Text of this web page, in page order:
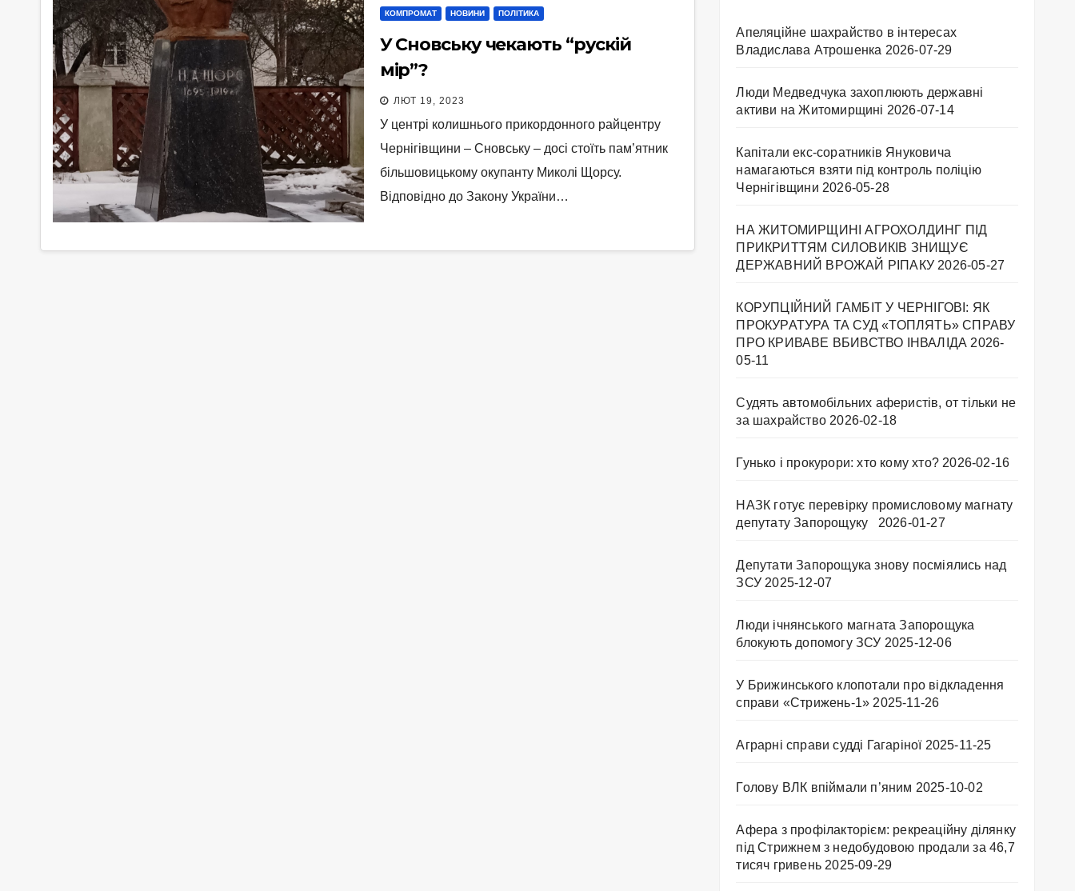
КОМПРОМАТ НОВИНИ ПОЛІТИКА
У Сновську чекають “рускій
мір”?
ЛЮТ 19, 2023
У центрі колишнього прикордонного райцентру
Чернігівщини – Сновську – досі стоїть пам’ятник
більшовицькому окупанту Миколі Щорсу.
Відповідно до Закону України…
Апеляційне шахрайство в інтересах
Владислава Атрошенка 2026-07-29
Люди Медведчука захоплюють державні
активи на Житомирщині 2026-07-14
Капітали екс-соратників Януковича
намагаються взяти під контроль поліцію
Чернігівщини 2026-05-28
НА ЖИТОМИРЩИНІ АГРОХОЛДИНГ ПІД
ПРИКРИТТЯМ СИЛОВИКІВ ЗНИЩУЄ
ДЕРЖАВНИЙ ВРОЖАЙ РІПАКУ ​ 2026-05-27
КОРУПЦІЙНИЙ ГАМБІТ У ЧЕРНІГОВІ: ЯК
ПРОКУРАТУРА ТА СУД «ТОПЛЯТЬ» СПРАВУ
ПРО КРИВАВЕ ВБИВСТВО ІНВАЛІДА 2026-
05-11
Судять автомобільних аферистів, от тільки не
за шахрайство 2026-02-18
Гунько і прокурори: хто кому хто? 2026-02-16
НАЗК готує перевірку промисловому магнату
депутату Запорощуку
2026-01-27
Депутати Запорощука знову посміялись над
ЗСУ 2025-12-07
Люди ічнянського магната Запорощука
блокують допомогу ЗСУ 2025-12-06
У Брижинського клопотали про відкладення
справи «Стрижень-1» 2025-11-26
Аграрні справи судді Гагаріної 2025-11-25
Голову ВЛК впіймали п’яним 2025-10-02
Афера з профілакторієм: рекреаційну ділянку
під Стрижнем з недобудовою продали за 46,7
тисяч гривень 2025-09-29